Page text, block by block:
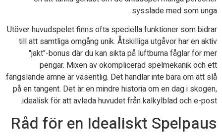
sysslade med som unga.
Utöver huvudspelet finns ofta speciella funktioner som bidrar
till att samtliga omgång unik. Åtskilliga utgåvor har en aktiv
"jakt"-bonus där du kan sikta på luftburna fåglar för mer
pengar. Mixen av okomplicerad spelmekanik och ett
fängslande ämne är väsentlig. Det handlar inte bara om att slå
på en tangent. Det är en mindre historia om en dag i skogen,
idealisk för att avleda huvudet från kalkylblad och e-post.
Råd för en Idealiskt Spelpaus